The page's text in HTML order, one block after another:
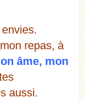
repas, à
âme, mon
aussi.